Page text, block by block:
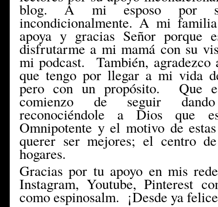
blog. A mi esposo por
incondicionalmente. A mi
apoya y gracias Señor porque
disfrutarme a mi mamá con su
mi podcast. También, agradezco
que tengo por llegar a mi vida
pero con un propósito. Que
comienzo de seguir
reconociéndole a Dios que
Omnipotente y el motivo de
querer ser mejores; el centro
hogares.
Gracias por tu apoyo en mis
Instagram, Youtube, Pinterest
como espinosalm. ¡Desde ya